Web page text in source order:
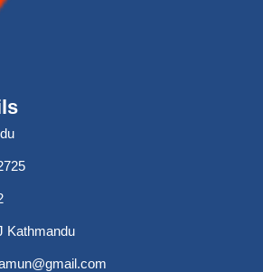
Kathmandu